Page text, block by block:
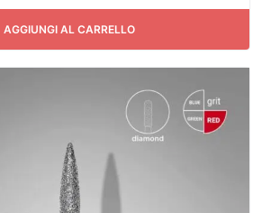
AGGIUNGI AL CARRELLO